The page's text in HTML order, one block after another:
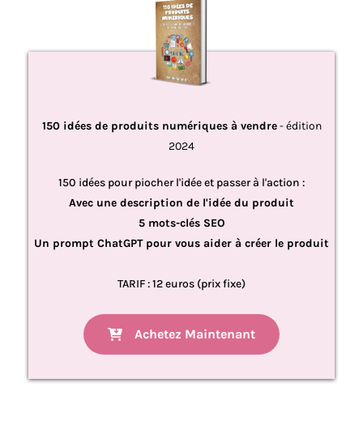
150 idées de produits numériques à vendre- édition
2024
150 idées pour piocher l'idée et passer à l'action :
Avec une description de l'idée du produit
5 mots-clés SEO
Un prompt ChatGPT pour vous aider à créer le produit
TARIF : 12 euros (prix fixe)
Achetez Maintenant